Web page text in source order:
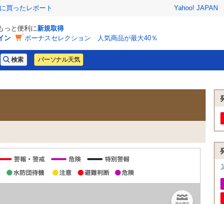
買ったレポート Yahoo! JAPAN
っと便利に新規取得
ン
ボーナスセレクション 人気商品が最大40％
パーソナル天気